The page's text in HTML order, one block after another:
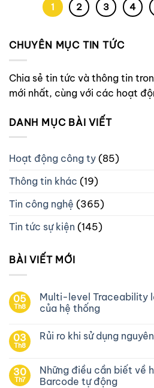
CHUYÊN MỤC TIN TỨC
Chia sẻ tin tức và thông tin
mới nhất, cùng với các hoạt
DANH MỤC BÀI VIẾT
Hoạt động công ty (85)
Thông tin khác (19)
Tin công nghệ (365)
Tin tức sự kiện (145)
BÀI VIẾT MỚI
05
Th8
Multi-level Traceability
của hệ thống
03
Th8
Rủi ro khi sử dụng
30
Th7
Những điều cần biết về
Barcode tự động
1 2 3 4